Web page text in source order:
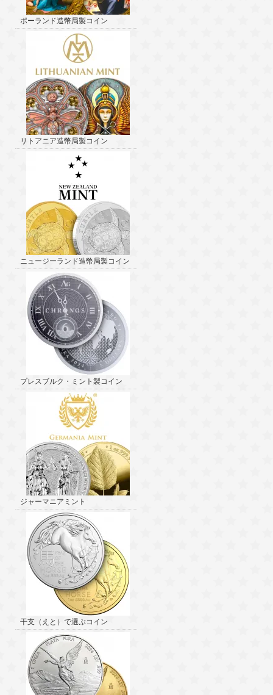
ポーランド造幣局製コイン
リトアニア造幣局製コイン
ニュージーランド造幣局製コイン
プレスブルク・ミント製コイン
ジャーマニアミント
干支（えと）で選ぶコイン